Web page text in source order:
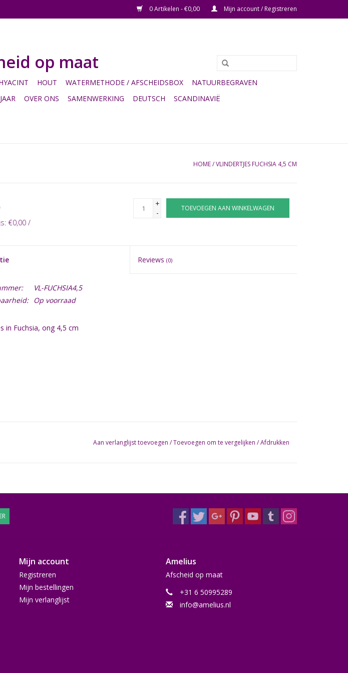
0 Artikelen - €0,00 Mijn account / Registreren
op maat
HOUT WATERMETHODE / AFSCHEIDSBOX
NATUURBEGRAVEN
OVER ONS SAMENWERKING DEUTSCH SCANDINAVIË
HOME/VLINDERTJES FUCHSIA 4,5 CM
€0,00 /
+
-
TOEVOEGEN AAN WINKELWAGEN
Reviews(0)
VL-FUCHSIA4,5
Op voorraad
in Fuchsia, ong 4,5 cm
Aan verlanglijst toevoegen /Toevoegen om te vergelijken /Afdrukken
Mijn account
Registreren
Mijn bestellingen
Mijn verlanglijst
Amelius
Afscheid op maat
+31 6 50995289
info@amelius.nl